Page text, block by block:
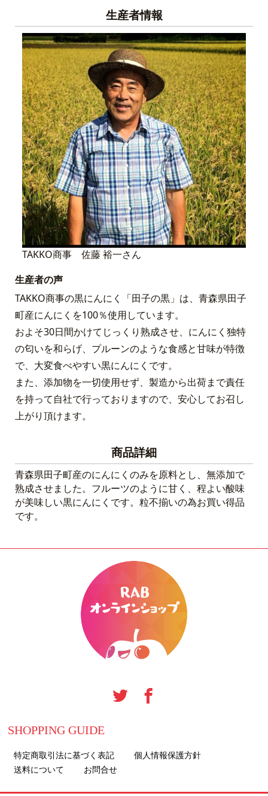
生産者情報
TAKKO商事 佐藤 裕一さん
生産者の声
TAKKO商事の黒にんにく「田子の黒」は、青森県田子
町産にんにくを100％使用しています。
およそ30日間かけてじっくり熟成させ、にんにく独特
の匂いを和らげ、プルーンのような食感と甘味が特徴
で、大変食べやすい黒にんにくです。
また、添加物を一切使用せず、製造から出荷まで責任
を持って自社で行っておりますので、安心してお召し
上がり頂けます。
商品詳細
青森県田子町産のにんにくのみを原料とし、無添加で
熟成させました。フルーツのように甘く、程よい酸味
が美味しい黒にんにくです。粒不揃いの為お買い得品
です。
SHOPPING GUIDE
特定商取引法に基づく表記
個人情報保護方針
送料について
お問合せ